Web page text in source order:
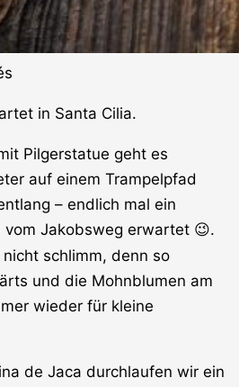
in Santa Cilia.
Pilgerstatue geht es
auf einem Trampelpfad
– endlich mal ein
vom Jakobsweg erwartet 😉.
schlimm, denn so
und die Mohnblumen am
wieder für kleine
de Jaca durchlaufen wir ein